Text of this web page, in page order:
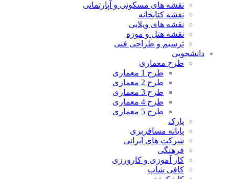
نقشه های مسکونی و آپارتمانی
نقشه کتابخانه
نقشه های ویلایی
نقشه هتل و موزه
ترسیم و طراحی فنی
دانشجویی
طرح معماری
طرح 1 معماری
طرح 2 معماری
طرح 3 معماری
طرح 4 معماری
طرح 5 معماری
پارک
پایانه مسافربری
شرکت های ایرانی
فرهنگی
کار آموزی و کارورزی
کافی شاپ